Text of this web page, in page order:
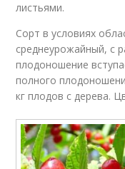
листьями.
Сорт в условиях
среднеурожайный, с
плодоношение
полного
кг плодов с дерева.